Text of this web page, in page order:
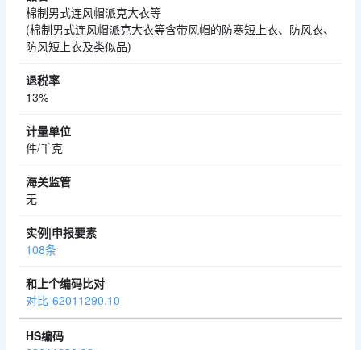
棉制男式连风帽派克大衣等
(棉制男式连风帽派克大衣等含带风帽的防寒短上衣、防风衣、
防风短上衣及类似品)
13%
件/千克
无
108条
对比-62011290.10